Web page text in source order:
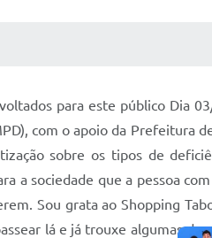
para este público Dia
com o apoio da Prefeitura
sobre os tipos de
a sociedade que a pessoa
Sou grata ao Shopping
lá e já trouxe algumas